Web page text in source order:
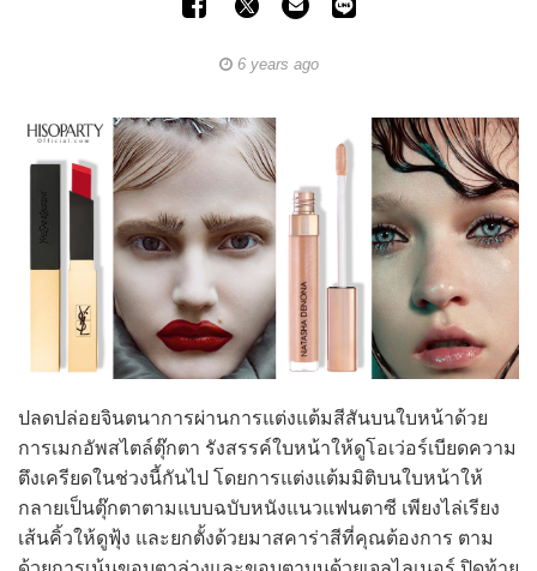
6 years ago
ปลดปล่อยจินตนาการผ่านการแต่งแต้มสีสันบนใบหน้าด้วย
การเมกอัพสไตล์ตุ๊กตา รังสรรค์ใบหน้าให้ดูโอเว่อร์เบียดความ
ตึงเครียดในช่วงนี้กันไป โดยการแต่งแต้มมิติบนใบหน้าให้
กลายเป็นตุ๊กตาตามแบบฉบับหนังแนวแฟนตาซี เพียงไล่เรียง
เส้นคิ้วให้ดูฟุ้ง และยกตั้งด้วยมาสคาร่าสีที่คุณต้องการ ตาม